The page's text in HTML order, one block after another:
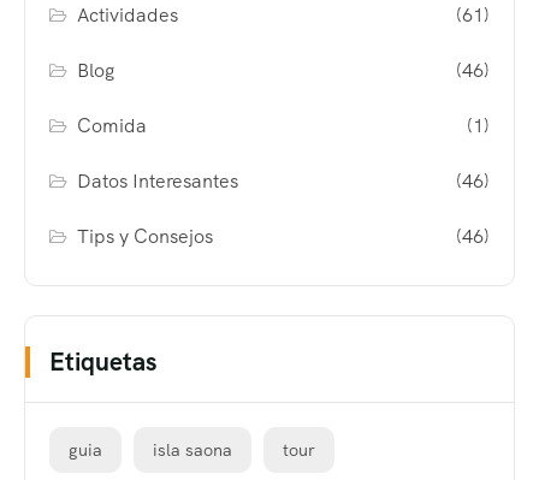
Actividades (61)
Blog (46)
Comida (1)
Datos Interesantes (46)
Tips y Consejos (46)
Etiquetas
guia isla saona tour